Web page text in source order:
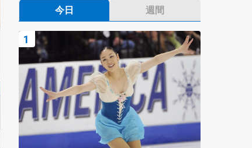
今日 週間